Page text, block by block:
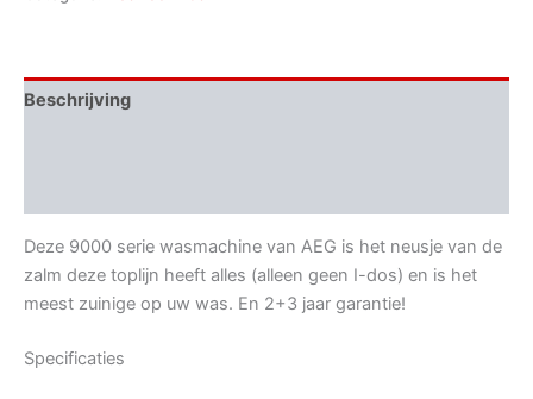
Beschrijving
Deze 9000 serie wasmachine van AEG is het neusje van de
zalm deze toplijn heeft alles (alleen geen I-dos) en is het
meest zuinige op uw was. En 2+3 jaar garantie!
Specificaties